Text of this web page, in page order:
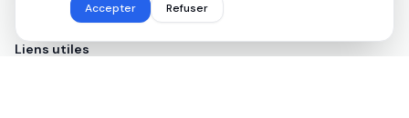
Liens utiles
Accepter Refuser